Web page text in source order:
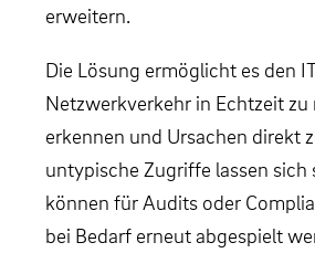
erweitern.
Die Lösung ermöglicht es den
Netzwerkverkehr in Echtzeit
erkennen und Ursachen direkt
untypische Zugriffe lassen
können für Audits oder
bei Bedarf erneut abgespielt